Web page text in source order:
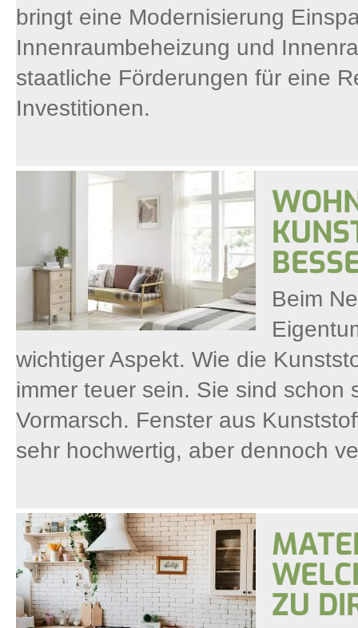
bringt eine Modernisierung
Innenraumbeheizung und
staatliche Förderungen für eine
Investitionen.
Beim
wichtiger Aspekt. Wie die
immer teuer sein. Sie sind
Vormarsch. Fenster aus
sehr hochwertig, aber dennoch
ZU